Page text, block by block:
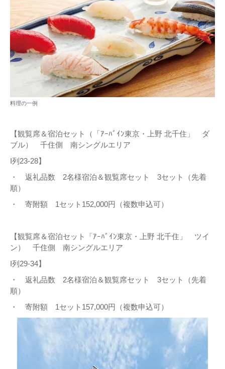
料理の一例
【観覧席＆宿泊セット（「ｱｰﾊﾞｲﾝ東京・上野 北千住」 ダ
ブル） 千住側 南シングルエリア
I列23-28】
・ 返礼品数 2名様宿泊＆観覧席セット 3セット（先着
順）
・ 寄附額 1セット152,000円（複数申込可）
【観覧席＆宿泊セット「ｱｰﾊﾞｲﾝ東京・上野 北千住」 ツイ
ン） 千住側 南シングルエリア
I列29-34】
・ 返礼品数 2名様宿泊＆観覧席セット 3セット（先着
順）
・ 寄附額 1セット157,000円（複数申込可）